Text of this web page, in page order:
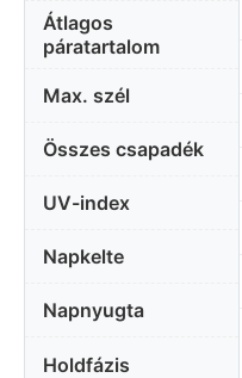
Átlagos
páratartalom
Max. szél
Összes csapadék
UV-index
Napkelte
Napnyugta
Holdfázis